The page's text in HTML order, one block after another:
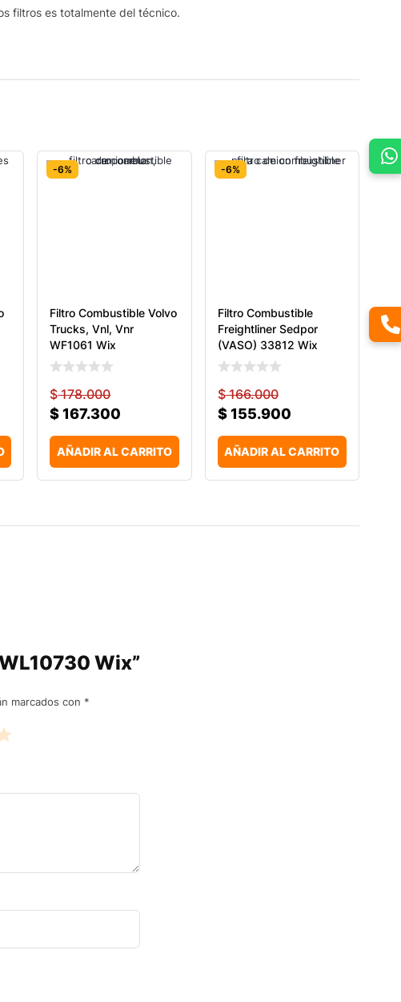
filtros es totalmente del técnico.
-6%
Filtro Combustible Volvo
Trucks, Vnl, Vnr
WF1061 Wix
$178.000
$167.300
AÑADIR AL CARRITO
-6%
Filtro Combustible
Freightliner Sedpor
(VASO) 33812 Wix
$166.000
$155.900
AÑADIR AL CARRITO
Wix”
marcados con *